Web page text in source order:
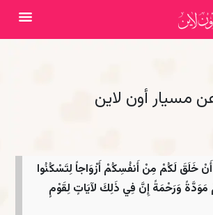
فتح
مسيار أون لاين
خَلَقَ لَكُمْ مِنْ أَنفُسِكُمْ أَزْوَاجاً لِتَسْكُنُوا
مَوَدَّةً وَرَحْمَةً إِنَّ فِي ذَلِكَ لآيَاتٍ لِقَوْمٍ